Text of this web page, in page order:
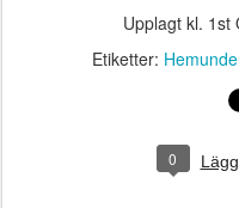
Upplagt kl. 1st
Etiketter:
0